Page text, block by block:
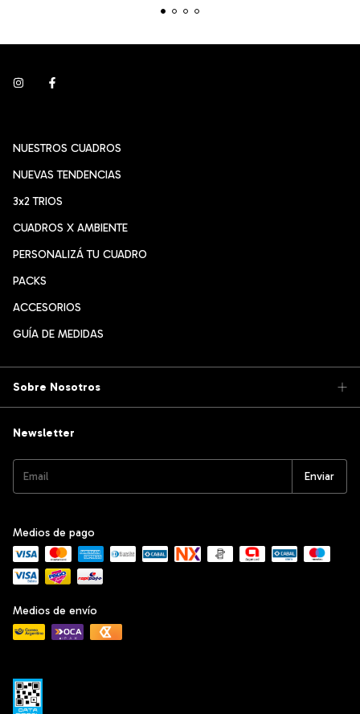
NUESTROS CUADROS
NUEVAS TENDENCIAS
3x2 TRIOS
CUADROS X AMBIENTE
PERSONALIZÁ TU CUADRO
PACKS
ACCESORIOS
GUÍA DE MEDIDAS
Sobre Nosotros
Newsletter
Medios de pago
Medios de envío